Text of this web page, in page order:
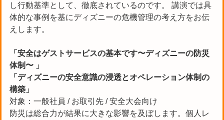
し行動基準として、徹底されているのです。 講演では具
体的な事例を基にディズニーの危機管理の考え方をお伝
えします。
「安全はゲストサービスの基本です〜ディズニーの防災
体制〜 」
「ディズニーの安全意識の浸透とオペレーション体制の
構築」
対象：一般社員 / お取引先 / 安全大会向け
防災は総合力が結果に大きな影響を及ぼします。個人レ